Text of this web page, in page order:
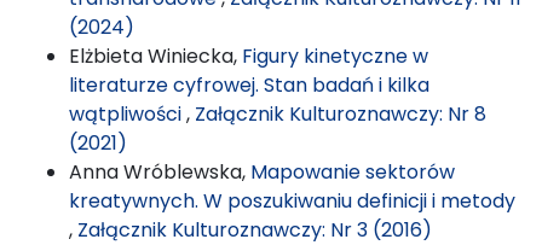
(2024)
Elżbieta Winiecka, Figury kinetyczne w
literaturze cyfrowej. Stan badań i kilka
wątpliwości, Załącznik Kulturoznawczy: Nr 8
(2021)
Anna Wróblewska, Mapowanie sektorów
kreatywnych. W poszukiwaniu definicji i metody
, Załącznik Kulturoznawczy: Nr 3 (2016)